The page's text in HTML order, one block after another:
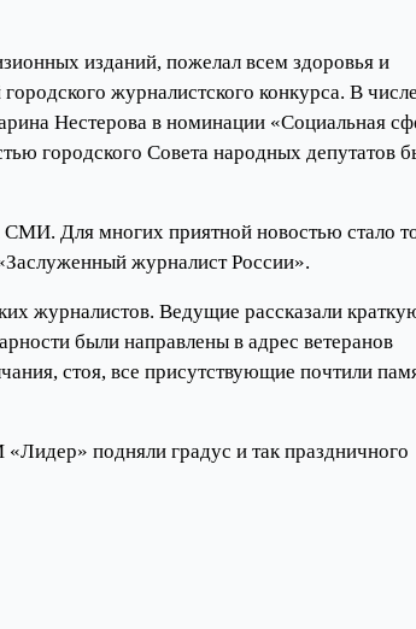
изданий, пожелал всем здоровья и
журналистского конкурса. В числе
Нестерова в номинации «Социальная
городского Совета народных депутатов
Для многих приятной новостью стало
журналист России».
журналистов. Ведущие рассказали
были направлены в адрес ветеранов
стоя, все присутствующие почтили
подняли градус и так праздничного